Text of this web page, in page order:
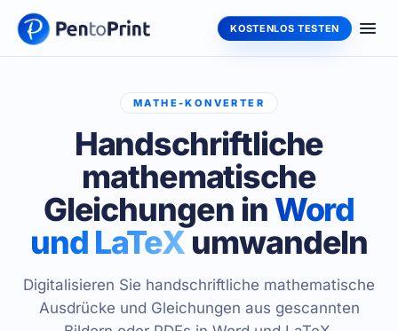
KOSTENLOS TESTEN
MATHE-KONVERTER
Handschriftliche
mathematische
Gleichungen in Word
und LaTeX umwandeln
Digitalisieren Sie handschriftliche mathematische
Ausdrücke und Gleichungen aus gescannten